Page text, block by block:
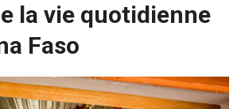
la vie quotidienne
Faso